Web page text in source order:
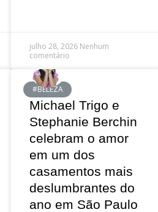
julho 28, 2026 Nenhum
comentário
#BELEZA
Michael Trigo e
Stephanie Berchin
celebram o amor
em um dos
casamentos mais
deslumbrantes do
ano em São Paulo